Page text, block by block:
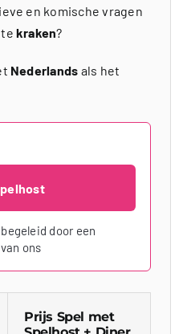
en komische vragen
tekraken?
Nederlands als het
door een
ons
Prijs Spel met